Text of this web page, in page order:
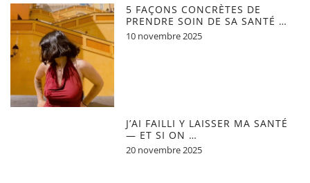
5 FAÇONS CONCRÈTES DE
PRENDRE SOIN DE SA SANTÉ …
10 novembre 2025
J’AI FAILLI Y LAISSER MA SANTÉ
— ET SI ON …
20 novembre 2025